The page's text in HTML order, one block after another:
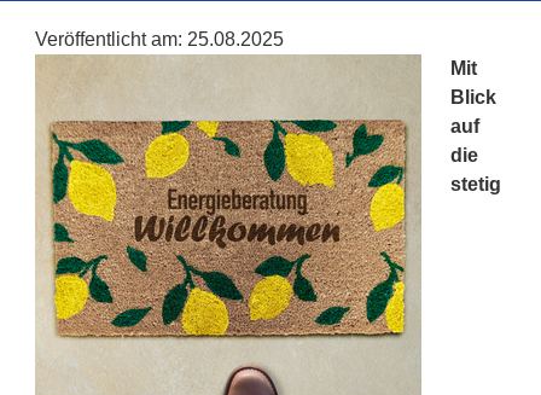
Veröffentlicht am: 25.08.2025
Mit
Blick
auf
die
stetig